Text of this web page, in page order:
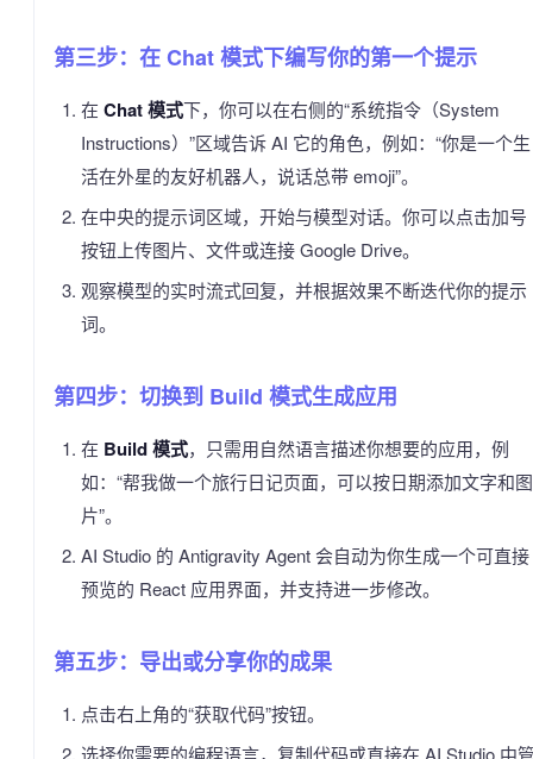
第三步：在 Chat 模式下编写你的第一个提示
在 Chat 模式下，你可以在右侧的“系统指令（System
Instructions）”区域告诉 AI 它的角色，例如：“你是一个生
活在外星的友好机器人，说话总带 emoji”。
在中央的提示词区域，开始与模型对话。你可以点击加号
按钮上传图片、文件或连接 Google Drive。
观察模型的实时流式回复，并根据效果不断迭代你的提示
词。
第四步：切换到 Build 模式生成应用
在 Build 模式，只需用自然语言描述你想要的应用，例
如：“帮我做一个旅行日记页面，可以按日期添加文字和图
片”。
AI Studio 的 Antigravity Agent 会自动为你生成一个可直接
预览的 React 应用界面，并支持进一步修改。
第五步：导出或分享你的成果
点击右上角的“获取代码”按钮。